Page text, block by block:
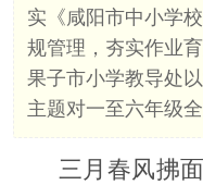
实《咸阳市中小学
规管理，夯实作业
果子市小学教导处
主题对一至六年级
三月春风拂